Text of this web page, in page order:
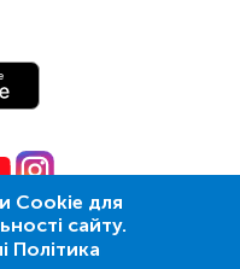
Cookie для
сайту.
Політика
«Ескулаб»